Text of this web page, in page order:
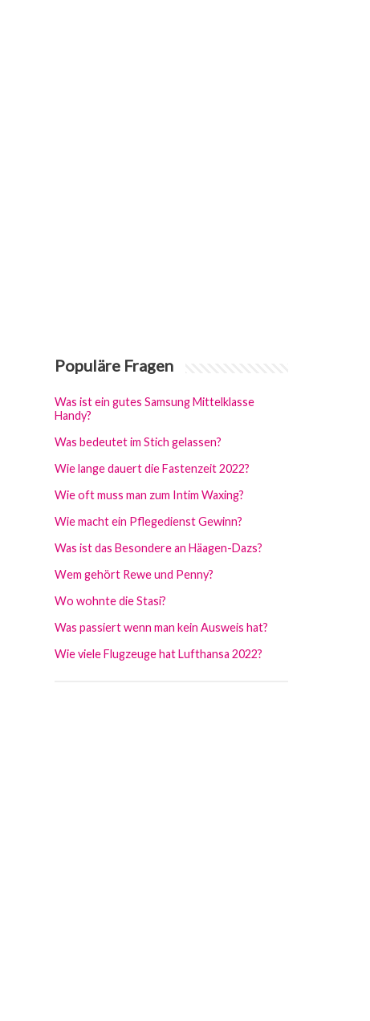
Populäre Fragen
Was ist ein gutes Samsung Mittelklasse
Handy?
Was bedeutet im Stich gelassen?
Wie lange dauert die Fastenzeit 2022?
Wie oft muss man zum Intim Waxing?
Wie macht ein Pflegedienst Gewinn?
Was ist das Besondere an Häagen-Dazs?
Wem gehört Rewe und Penny?
Wo wohnte die Stasi?
Was passiert wenn man kein Ausweis hat?
Wie viele Flugzeuge hat Lufthansa 2022?